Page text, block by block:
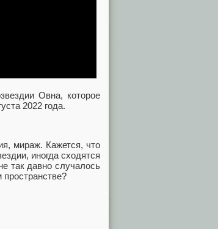
Овна, которое
2022 года.
мираж. Кажется, что
иногда сходятся
так давно случалось